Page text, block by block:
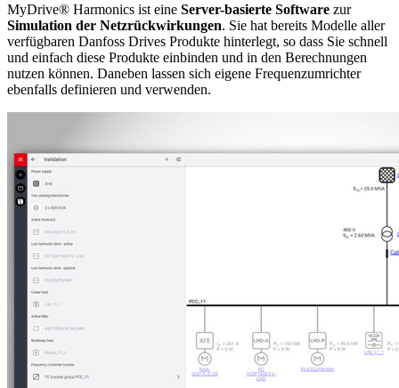
MyDrive® Harmonics ist eine Server-basierte Software zur
Simulation der Netzrückwirkungen. Sie hat bereits Modelle aller
verfügbaren Danfoss Drives Produkte hinterlegt, so dass Sie schnell
und einfach diese Produkte einbinden und in den Berechnungen
nutzen können. Daneben lassen sich eigene Frequenzumrichter
ebenfalls definieren und verwenden.